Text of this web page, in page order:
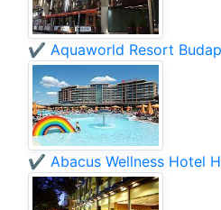
✔️ Aquaworld Resort
✔️ Abacus Wellness Hotel